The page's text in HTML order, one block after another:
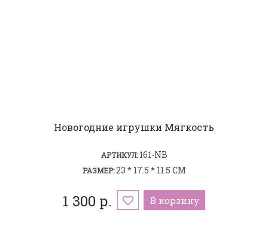
Новогодние игрушки Мягкость
АРТИКУЛ:161-NB
РАЗМЕР:23 * 17.5 * 11.5 СМ
1 300 р. В корзину